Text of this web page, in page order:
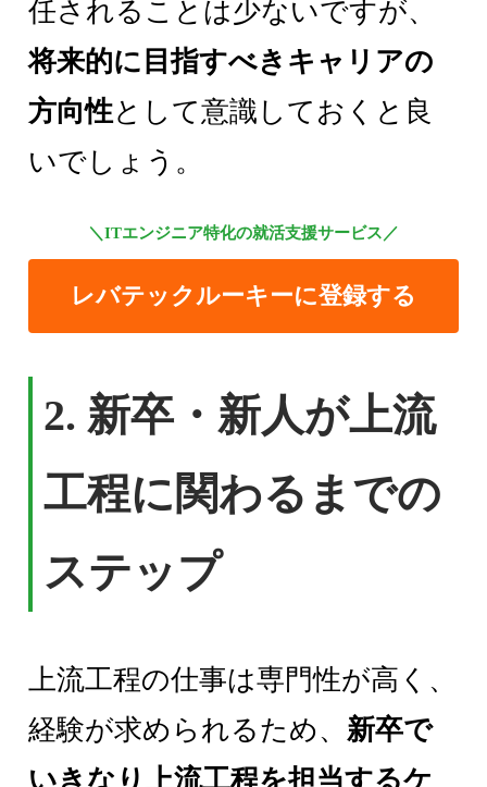
任されることは少ないですが、
将来的に目指すべきキャリアの
方向性として意識しておくと良
いでしょう。
＼ITエンジニア特化の就活支援サービス／
レバテックルーキーに登録する
2. 新卒・新人が上流
工程に関わるまでの
ステップ
上流工程の仕事は専門性が高く、
経験が求められるため、 新卒で
いきなり上流工程を担当するケ